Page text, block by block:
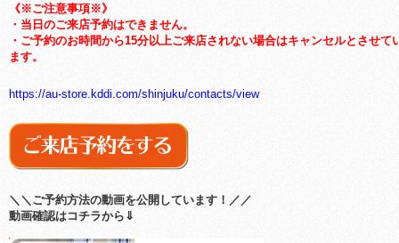
《※ご注意事項※》
・当日のご来店予約はできません。
・ご予約のお時間から15分以上ご来店されない場合はキャンセルとさせて
ます。
https://au-store.kddi.com/shinjuku/contacts/view
＼＼ご予約方法の動画を公開しています！／／
動画確認はコチラから⇓